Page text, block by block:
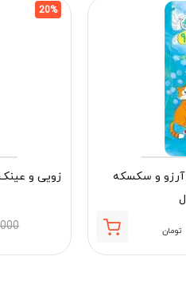
ساز 9 (پری آرزو و سکسکه
تومان
20%